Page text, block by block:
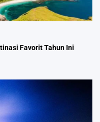
Favorit Tahun Ini